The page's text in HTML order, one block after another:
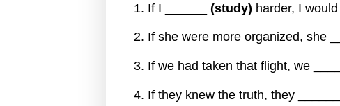
1. If I ______ (study) harder, I
2. If she were more organized, she
3. If we had taken that flight, we
4. If they knew the truth, they ______